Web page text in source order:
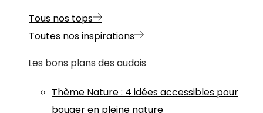
Tous nos tops
Toutes nos inspirations
Les bons plans des audois
Thème Nature: 4 idées accessibles pour
bouger en pleine nature